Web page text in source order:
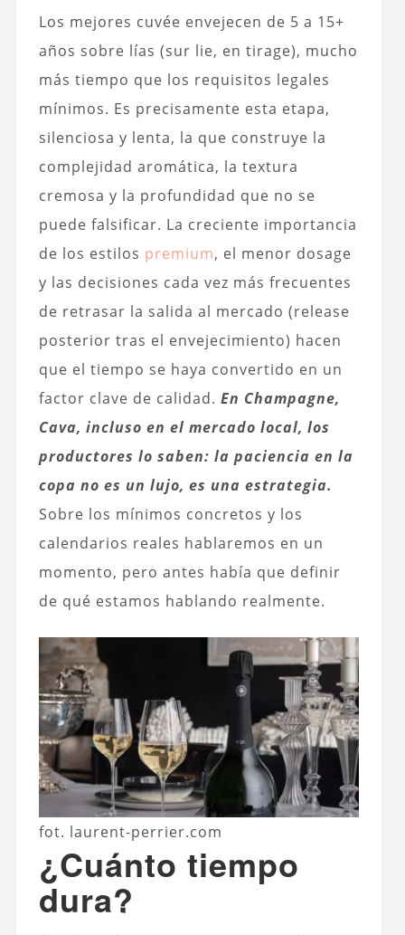
Los mejores cuvée envejecen de 5 a 15+
años sobre lías (sur lie, en tirage), mucho
más tiempo que los requisitos legales
mínimos. Es precisamente esta etapa,
silenciosa y lenta, la que construye la
complejidad aromática, la textura
cremosa y la profundidad que no se
puede falsificar. La creciente importancia
de los estilos premium, el menor dosage
y las decisiones cada vez más frecuentes
de retrasar la salida al mercado (release
posterior tras el envejecimiento) hacen
que el tiempo se haya convertido en un
factor clave de calidad. En Champagne,
Cava, incluso en el mercado local, los
productores lo saben: la paciencia en la
copa no es un lujo, es una estrategia.
Sobre los mínimos concretos y los
calendarios reales hablaremos en un
momento, pero antes había que definir
de qué estamos hablando realmente.
fot. laurent-perrier.com
¿Cuánto tiempo
dura?